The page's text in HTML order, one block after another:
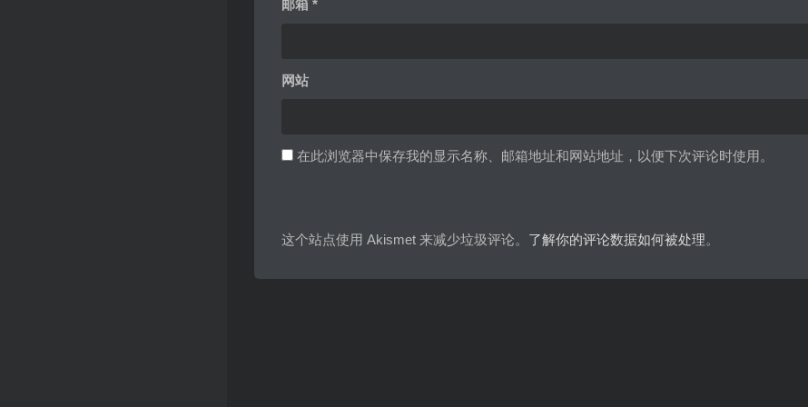
邮箱 *
网站
在此浏览器中保存我的显示名称、邮箱地址和网站地址，以便下次评论时使用。
这个站点使用 Akismet 来减少垃圾评论。 了解你的评论数据如何被处理。